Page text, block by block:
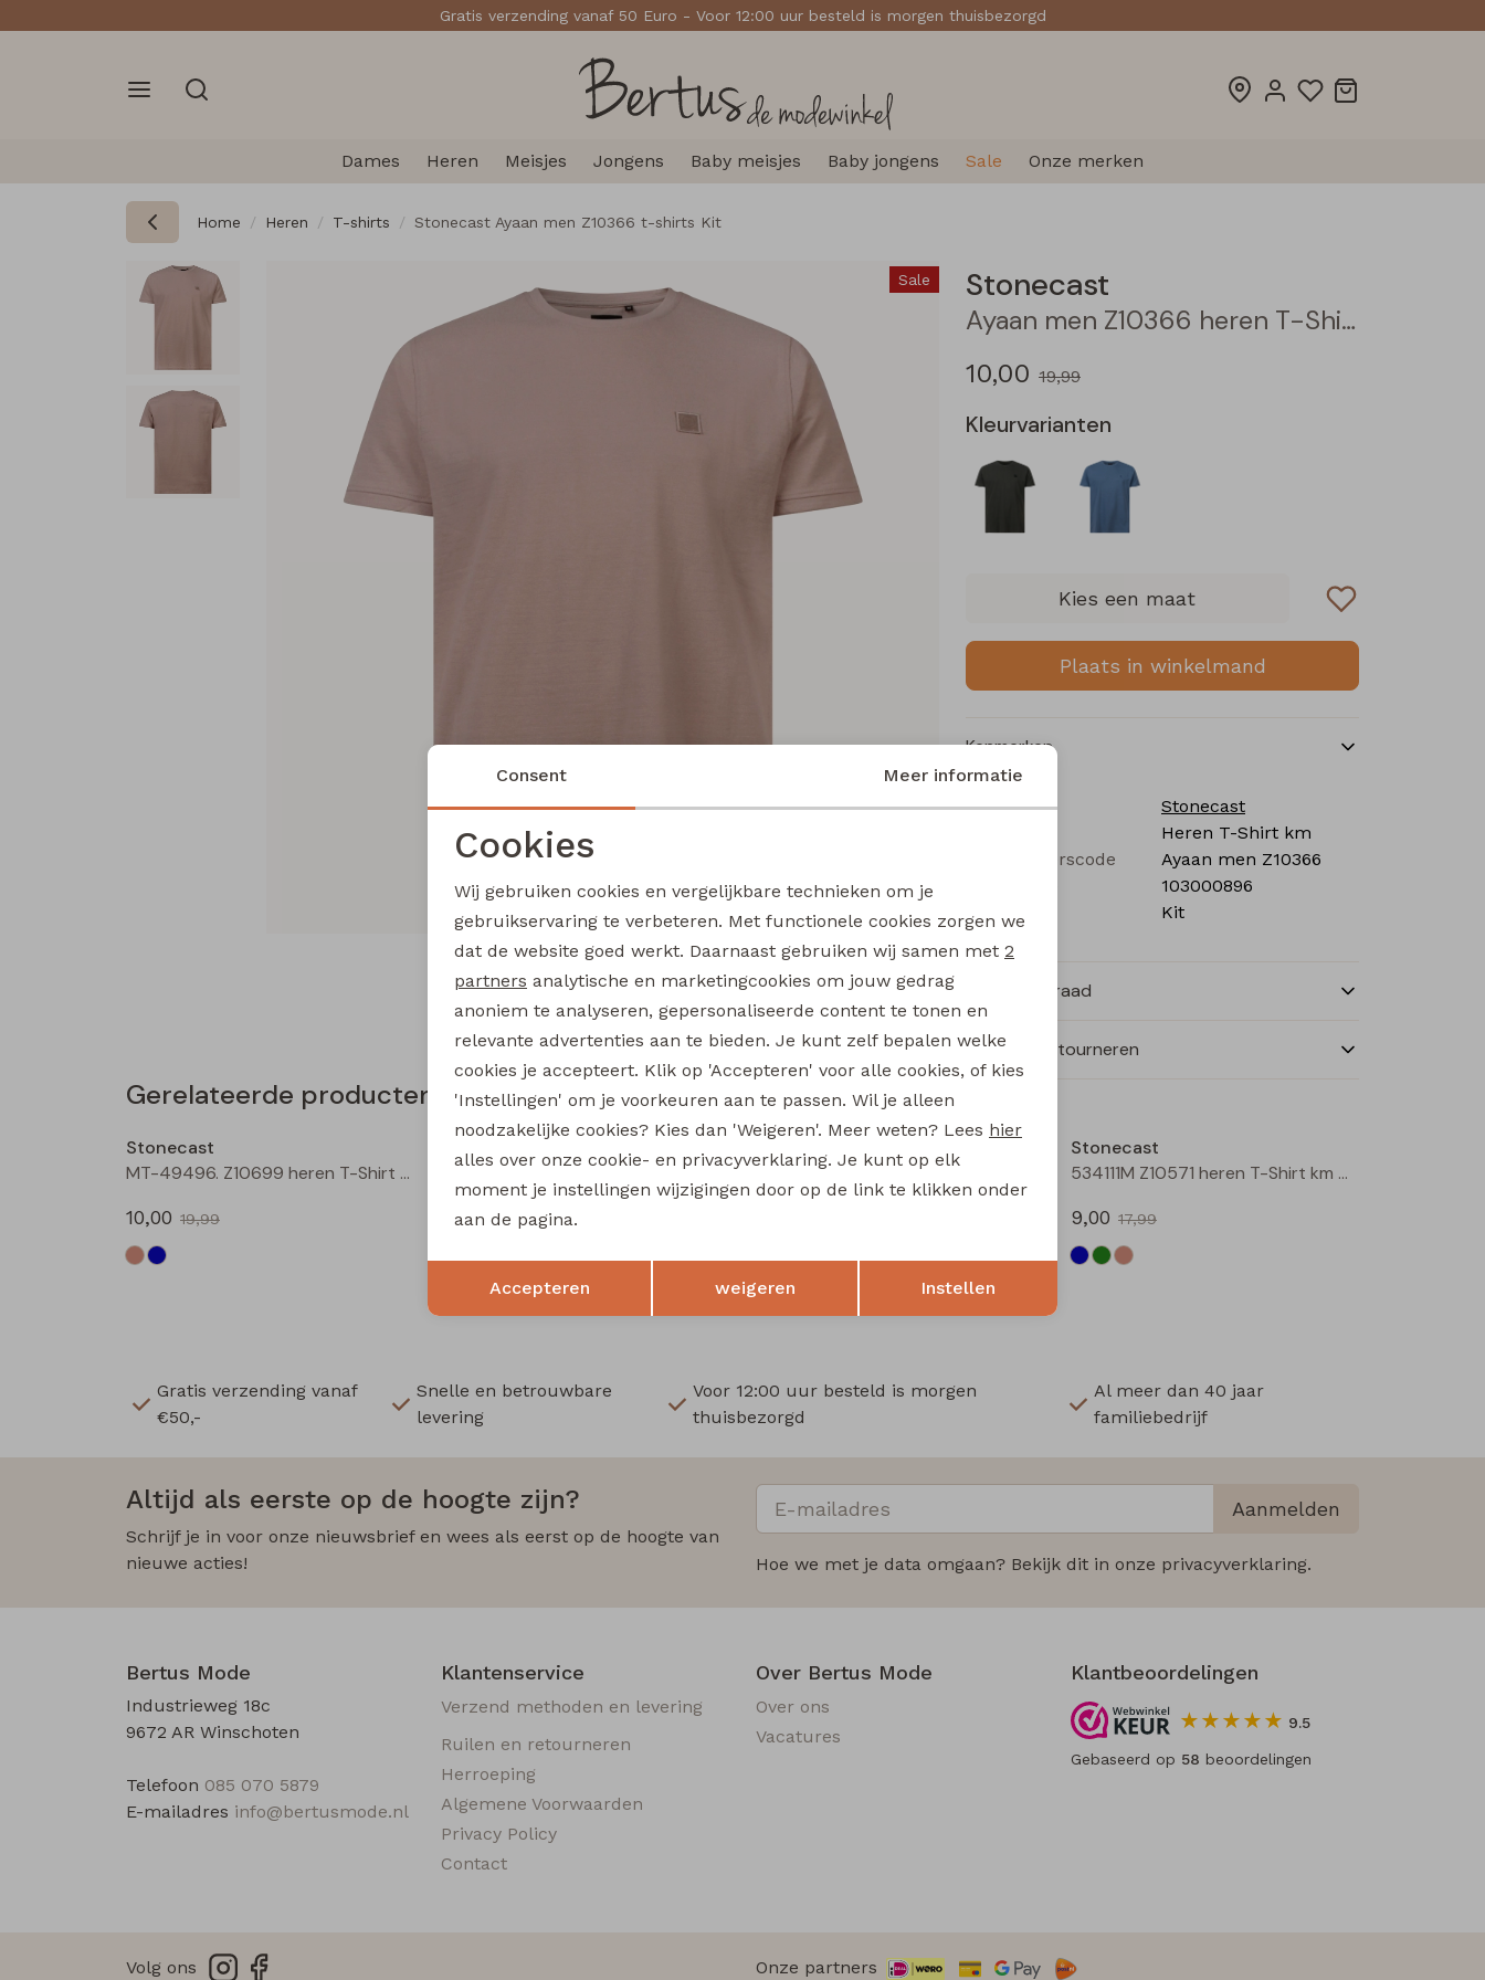
Gratis verzending vanaf 50 Euro - Voor 12:00 uur besteld is morgen thuisbezorgd
Dames Heren Meisjes Jongens Baby meisjes Baby jongens Sale Onze merken
Home Heren T-shirts Stonecast Ayaan men Z10366 t-shirts Kit
Sale Stonecast
Ayaan men Z10366 heren T-Shirt km Kit
10,00 19,99
Kleurvarianten
Kies een maat
Plaats in winkelmand
Kenmerken
Merk
Stonecast
Heren T-Shirt km
Leverancierscode
Ayaan men Z10366
103000896
Kleur
Kit
Winkelvoorraad
Ruilen en retourneren
Gerelateerde producten
Sale
Stonecast
MT-49496. Z10699 heren T-Shirt km raf/jeans
10,00 19,99
Sale
MT-49496. Z10699 heren T-Shirt km Kit
10,00
19,99
Stonecast
Stonecast
534111M Z10571 heren T-Shirt km Groen mos
9,00 17,99
Gratis verzending vanaf
€50,-
Snelle en betrouwbare
levering
Voor 12:00 uur besteld is morgen
thuisbezorgd
Al meer dan 40 jaar
familiebedrijf
Altijd als eerste op de hoogte zijn?
Schrijf je in voor onze nieuwsbrief en wees als eerst op de hoogte van
nieuwe acties!
Aanmelden
Hoe we met je data omgaan? Bekijk dit in onze privacyverklaring.
Bertus Mode
Industrieweg 18c
9672 AR Winschoten
Telefoon 085 070 5879
E-mailadres info@bertusmode.nl
Klantenservice
Verzend methoden en levering
Ruilen en retourneren
Herroeping
Algemene Voorwaarden
Privacy Policy
Contact
Over Bertus Mode
Over ons
Vacatures
Klantbeoordelingen
9.5
Gebaseerd op 58 beoordelingen
Volg ons Onze partners
Noodzakelijke cookies
Analytische cookies Marketing cookies
Terug Opslaan
Consent Meer informatie
Cookies
Wij gebruiken cookies en vergelijkbare technieken om je
gebruikservaring te verbeteren. Met functionele cookies zorgen we
dat de website goed werkt. Daarnaast gebruiken wij samen met 2
partners analytische en marketingcookies om jouw gedrag
anoniem te analyseren, gepersonaliseerde content te tonen en
relevante advertenties aan te bieden. Je kunt zelf bepalen welke
cookies je accepteert. Klik op 'Accepteren' voor alle cookies, of kies
'Instellingen' om je voorkeuren aan te passen. Wil je alleen
noodzakelijke cookies? Kies dan 'Weigeren'. Meer weten? Lees hier
alles over onze cookie- en privacyverklaring. Je kunt op elk
moment je instellingen wijzigingen door op de link te klikken onder
aan de pagina.
Accepteren weigeren Instellen